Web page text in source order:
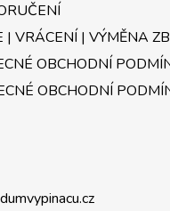
| VRÁCENÍ | VÝMĚNA
OBCHODNÍ
OBCHODNÍ
dumvypinacu.cz